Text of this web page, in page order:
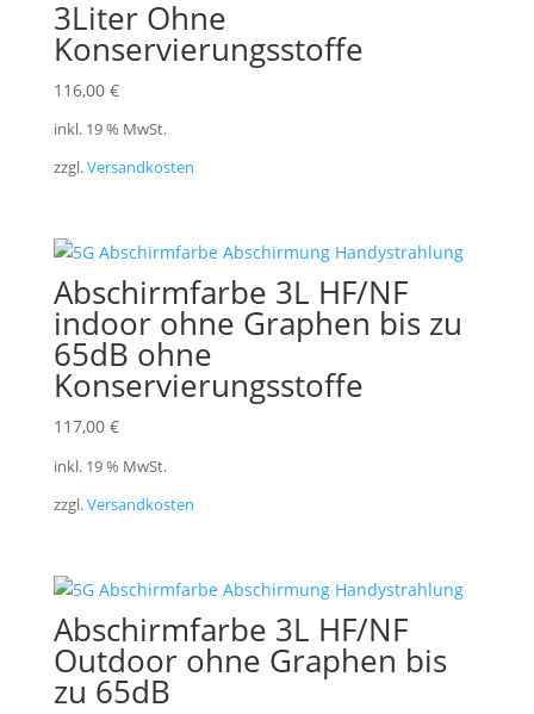
3Liter Ohne
Konservierungsstoffe
116,00 €
inkl. 19 % MwSt.
zzgl.Versandkosten
Abschirmfarbe 3L HF/NF
indoor ohne Graphen bis zu
65dB ohne
Konservierungsstoffe
117,00 €
inkl. 19 % MwSt.
zzgl.Versandkosten
Abschirmfarbe 3L HF/NF
Outdoor ohne Graphen bis
zu 65dB